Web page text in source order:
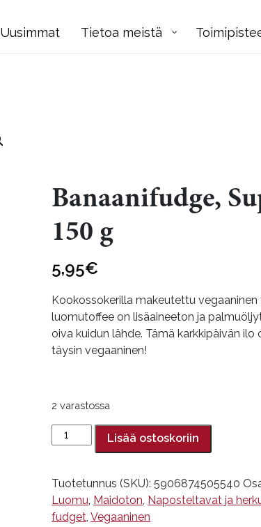
Uusimmat Tietoa meistä
Banaanifudge,
150 g
5,95€
Kookossokerilla makeutettu vegaaninen
luomutoffee on lisäaineeton ja
oiva kuidun lähde. Tämä karkkipäivän
täysin vegaaninen!
2 varastossa
Banaanifudge,
Super
150
g
määrä
Lisää ostoskoriin
Tuotetunnus (SKU):5906874505540
Luomu Maidoton Naposteltavat ja
fudget ,Vegaaninen